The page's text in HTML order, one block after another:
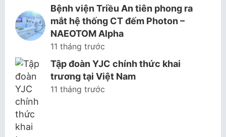
Bệnh viện Triều An tiên phong ra
mắt hệ thống CT đếm Photon –
NAEOTOM Alpha
11 tháng trước
Tập đoàn YJC chính thức khai
trương tại Việt Nam
11 tháng trước